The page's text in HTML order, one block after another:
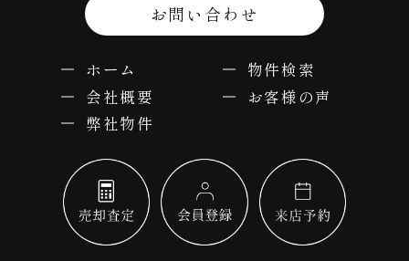
お問い合わせ
ホーム
物件検索
会社概要
お客様の声
弊社物件